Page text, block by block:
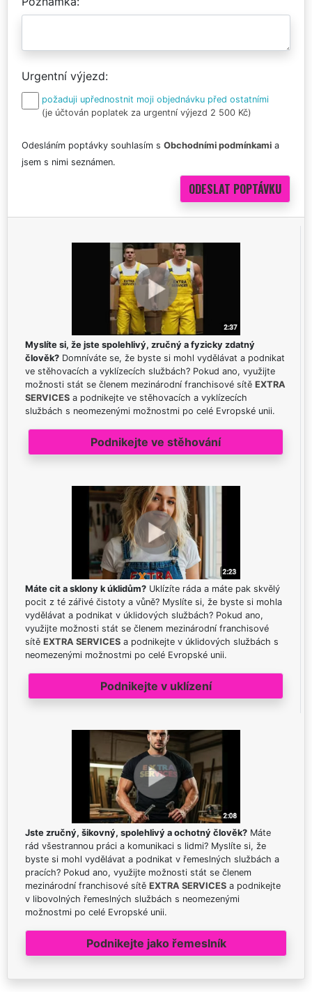
Urgentní výjezd
požaduji upřednostnit moji objednávku před ostatními
(je účtován poplatek za urgentní výjezd 2 500 Kč)
Odesláním poptávky souhlasím s Obchodními podmínkami a
jsem s nimi seznámen.
Myslíte si, že jste spolehlivý, zručný a fyzicky zdatný
člověk? Domníváte se, že byste si mohl vydělávat a podnikat
ve stěhovacích a vyklízecích službách? Pokud ano, využijte
možnosti stát se členem mezinárodní franchisové sítě EXTRA
SERVICES a podnikejte ve stěhovacích a vyklízecích
službách s neomezenými možnostmi po celé Evropské unii.
Podnikejte ve stěhování
Máte cit a sklony k úklidům? Uklízíte ráda a máte pak skvělý
pocit z té zářivé čistoty a vůně? Myslíte si, že byste si mohla
vydělávat a podnikat v úklidových službách? Pokud ano,
využijte možnosti stát se členem mezinárodní franchisové
sítě EXTRA SERVICES a podnikejte v úklidových službách s
neomezenými možnostmi po celé Evropské unii.
Podnikejte v uklízení
Jste zručný, šikovný, spolehlivý a ochotný člověk? Máte
rád všestrannou práci a komunikaci s lidmi? Myslíte si, že
byste si mohl vydělávat a podnikat v řemeslných službách a
pracích? Pokud ano, využijte možnosti stát se členem
mezinárodní franchisové sítě EXTRA SERVICES a podnikejte
v libovolných řemeslných službách s neomezenými
možnostmi po celé Evropské unii.
Podnikejte jako řemeslník